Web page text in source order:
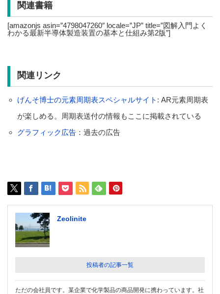
関連書籍
[amazonjs asin=”4798047260″ locale=”JP” title=”図解入門よく
わかる最新半導体製造装置の基本と仕組み第2版”]
関連リンク
げんそ博士の元素周期表スペシャルサイト : AR元素周期表
が楽しめる。周期表送付の情報もここに掲載されている
グラフィック広告：過去の広告
Zeolinite
投稿者の記事一覧
ただの会社員です。某企業で化学製品の商品開発に携わっています。社